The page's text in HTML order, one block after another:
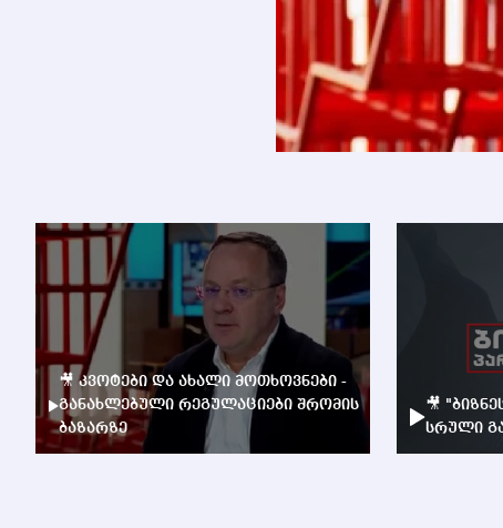
🎥 კვოტები და ახალი მოთხოვნები -
განახლებული რეგულაციები შრომის
ბაზარზე
🎥
სრული